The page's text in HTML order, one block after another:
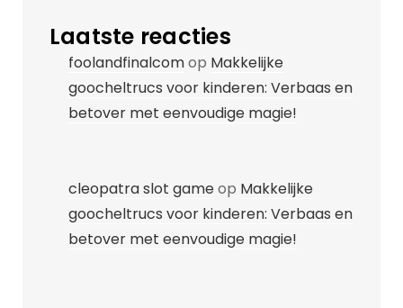
Laatste reacties
foolandfinalcomop Makkelijke
goocheltrucs voor kinderen: Verbaas en
betover met eenvoudige magie!
cleopatra slot gameop Makkelijke
goocheltrucs voor kinderen: Verbaas en
betover met eenvoudige magie!